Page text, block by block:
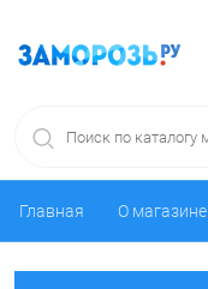
Главная О магазине